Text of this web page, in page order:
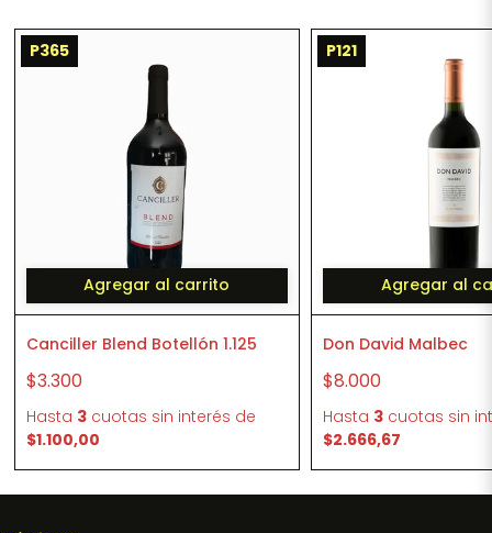
P365
Agregar al carrito
Canciller Blend Botellón 1.125
$3.300
Hasta 3cuotas sin interés de
$1.100,00
P121
Agregar al
Don David Malbec
$8.000
Hasta 3 cuotas sin
$2.666,67